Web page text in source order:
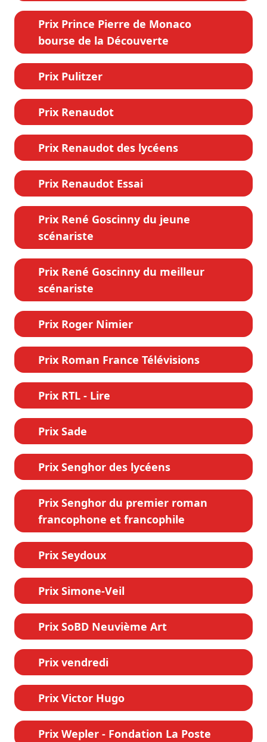
Prix Prince Pierre de Monaco
bourse de la Découverte
Prix Pulitzer
Prix Renaudot
Prix Renaudot des lycéens
Prix Renaudot Essai
Prix René Goscinny du jeune
scénariste
Prix René Goscinny du meilleur
scénariste
Prix Roger Nimier
Prix Roman France Télévisions
Prix RTL - Lire
Prix Sade
Prix Senghor des lycéens
Prix Senghor du premier roman
francophone et francophile
Prix Seydoux
Prix Simone-Veil
Prix SoBD Neuvième Art
Prix vendredi
Prix Victor Hugo
Prix Wepler - Fondation La Poste